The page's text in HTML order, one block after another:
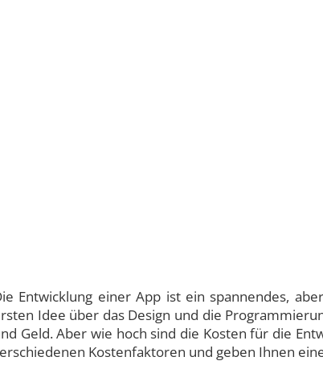
Entwicklung einer App ist ein spannendes,
Idee über das Design und die
Geld. Aber wie hoch sind die Kosten für die
Kostenfaktoren und geben Ihnen